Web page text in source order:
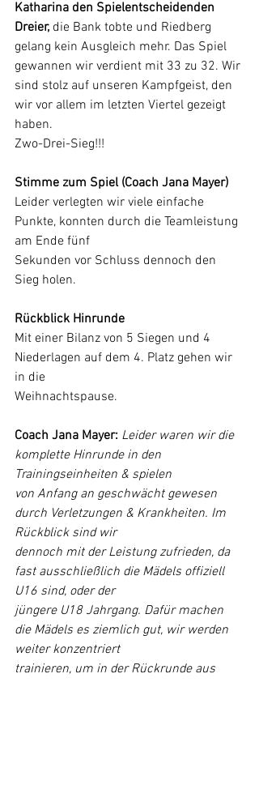
Katharina den Spielentscheidenden
Dreier, die Bank tobte und Riedberg
gelang kein Ausgleich mehr. Das Spiel
gewannen wir verdient mit 33 zu 32. Wir
sind stolz auf unseren Kampfgeist, den
wir vor allem im letzten Viertel gezeigt
haben.
Zwo-Drei-Sieg!!!
Stimme zum Spiel (Coach Jana Mayer)
Leider verlegten wir viele einfache
Punkte, konnten durch die Teamleistung
am Ende fünf
Sekunden vor Schluss dennoch den
Sieg holen.
Rückblick Hinrunde
Mit einer Bilanz von 5 Siegen und 4
Niederlagen auf dem 4. Platz gehen wir
in die
Weihnachtspause.
Coach Jana Mayer: Leider waren wir die
komplette Hinrunde in den
Trainingseinheiten & spielen
von Anfang an geschwächt gewesen
durch Verletzungen & Krankheiten. Im
Rückblick sind wir
dennoch mit der Leistung zufrieden, da
fast ausschließlich die Mädels offiziell
U16 sind, oder der
jüngere U18 Jahrgang. Dafür machen
die Mädels es ziemlich gut, wir werden
weiter konzentriert
trainieren, um in der Rückrunde aus